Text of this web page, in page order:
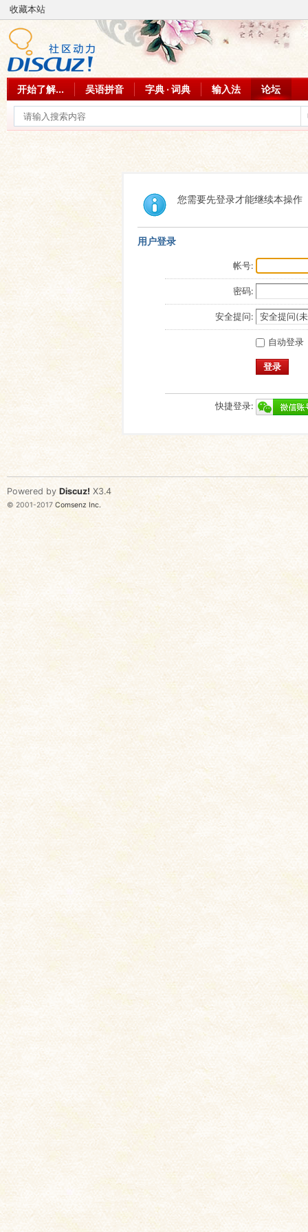
收藏本站
开始了解... 吴语拼音 字典 · 词典 输入法 论坛
您需要先登录才能继续本操作
用户登录
帐号:
密码:
安全提问:
自动登录
登录
快捷登录:
Powered by Discuz! X3.4
© 2001-2017 Comsenz Inc.